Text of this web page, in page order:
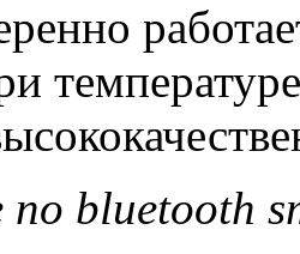
по bluetooth